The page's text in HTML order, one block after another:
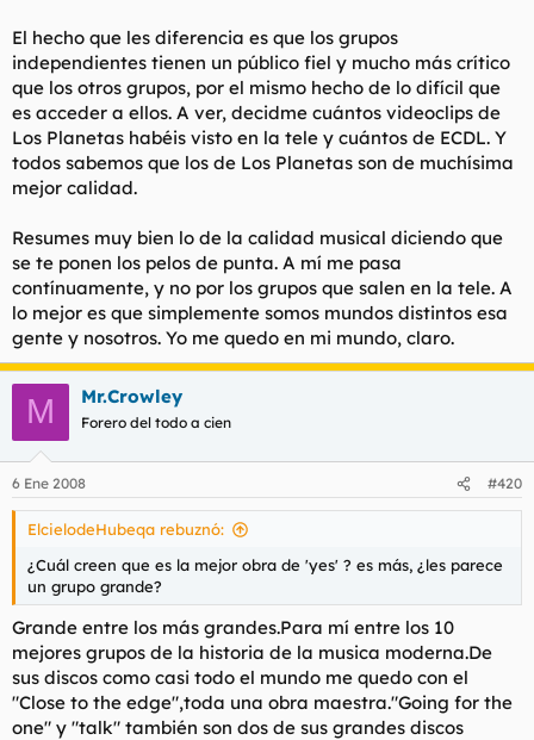
El hecho que les diferencia es que los grupos
independientes tienen un público fiel y mucho más crítico
que los otros grupos, por el mismo hecho de lo difícil que
es acceder a ellos. A ver, decidme cuántos videoclips de
Los Planetas habéis visto en la tele y cuántos de ECDL. Y
todos sabemos que los de Los Planetas son de muchísima
mejor calidad.
Resumes muy bien lo de la calidad musical diciendo que
se te ponen los pelos de punta. A mí me pasa
contínuamente, y no por los grupos que salen en la tele. A
lo mejor es que simplemente somos mundos distintos esa
gente y nosotros. Yo me quedo en mi mundo, claro.
M Mr.Crowley
Forero del todo a cien
6 Ene 2008 #420
ElcielodeHubeqa rebuznó:
¿Cuál creen que es la mejor obra de 'yes' ? es más, ¿les parece
un grupo grande?
Grande entre los más grandes.Para mí entre los 10
mejores grupos de la historia de la musica moderna.De
sus discos como casi todo el mundo me quedo con el
"Close to the edge",toda una obra maestra."Going for the
one" y "talk" también son dos de sus grandes discos